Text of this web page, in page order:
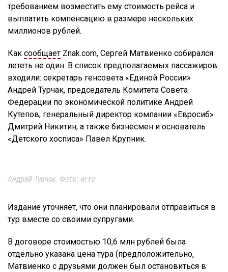
требованием возместить ему стоимость рейса и
выплатить компенсацию в размере нескольких
миллионов рублей.
Как сообщает Znak.com, Сергей Матвиенко собирался
лететь не один. В список предполагаемых пассажиров
входили: секретарь генсовета «Единой России»
Андрей Турчак, председатель Комитета Совета
Федерации по экономической политике Андрей
Кутепов, генеральный директор компании «Евросиб»
Дмитрий Никитин, а также бизнесмен и основатель
«Детского хосписа» Павел Крупник.
Андрей Турчак. Фото: er.ru
Издание уточняет, что они планировали отправиться в
тур вместе со своими супругами.
В договоре стоимостью 10,6 млн рублей была
отдельно указана цена тура (предположительно,
Матвиенко с друзьями должен был остановиться в